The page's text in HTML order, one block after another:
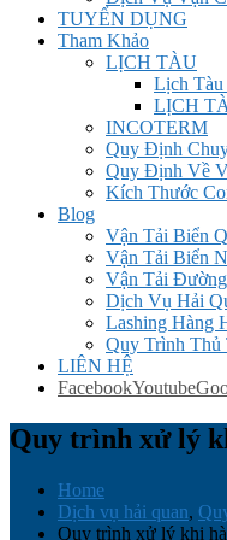
TUYỂN DỤNG
Tham Khảo
LỊCH TÀU
Lịch
LỊCH
INCOTERM
Quy Định
Quy Định Về
Kích Thước
Blog
Vận Tải Biển
Vận Tải Biển
Vận Tải
Dịch Vụ Hải
Lashing Hàng
Quy Trình Thủ
LIÊN HỆ
FacebookYoutube
Quy trình xử lý
Home
Dịch vụ hải quan,
Quy trình xử lý khi